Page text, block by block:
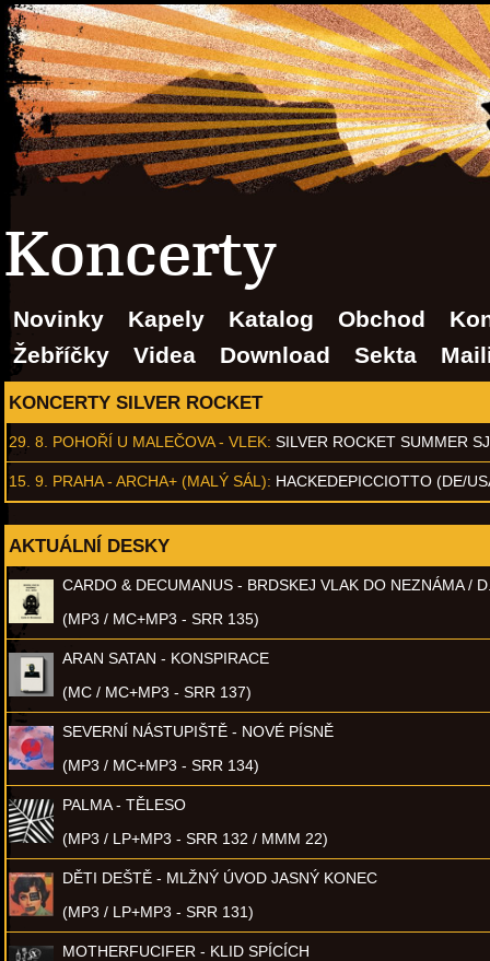
Koncerty
Novinky Kapely Katalog Obchod
Žebříčky
Videa Download Sekta
KONCERTY SILVER ROCKET
29. 8. POHOŘÍ U MALEČOVA - VLEK: SILVER ROCKET SUMMER
15. 9. PRAHA - ARCHA+ (MALÝ SÁL): HACKEDEPICCIOTTO (DE/
AKTUÁLNÍ DESKY
CARDO & DECUMANUS - BRDSKEJ VLAK DO NEZNÁMA /
(MP3 / MC+MP3 - SRR 135)
ARAN SATAN - KONSPIRACE
(MC / MC+MP3 - SRR 137)
SEVERNÍ NÁSTUPIŠTĚ - NOVÉ PÍSNĚ
(MP3 / MC+MP3 - SRR 134)
PALMA - TĚLESO
(MP3 / LP+MP3 - SRR 132 / MMM 22)
DĚTI DEŠTĚ - MLŽNÝ ÚVOD JASNÝ KONEC
(MP3 / LP+MP3 - SRR 131)
MOTHERFUCIFER - KLID SPÍCÍCH